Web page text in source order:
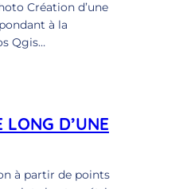
Création d’une
à la
Qgis…
LONG D’UNE
à partir de points